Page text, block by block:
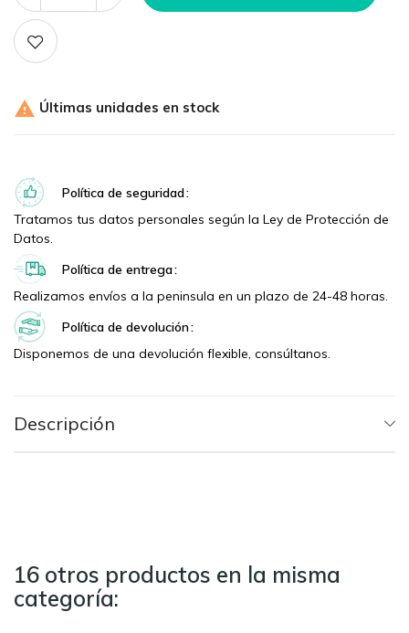
 Últimas unidades en stock
Política de seguridad
Tratamos tus datos personales según la Ley de Protección de
Datos.
Política de entrega
Realizamos envíos a la peninsula en un plazo de 24-48 horas.
Política de devolución
Disponemos de una devolución flexible, consúltanos.
Descripción
16 otros productos en la misma
categoría: